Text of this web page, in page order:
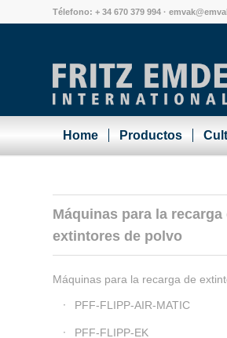
Télefono: + 34 670 379 994 ·
Home Productos
Máquinas para la recarga
extintores de polvo
Máquinas para la recarga de
PFF-FLIPP-AIR-MATIC
PFF-FLIPP-EK